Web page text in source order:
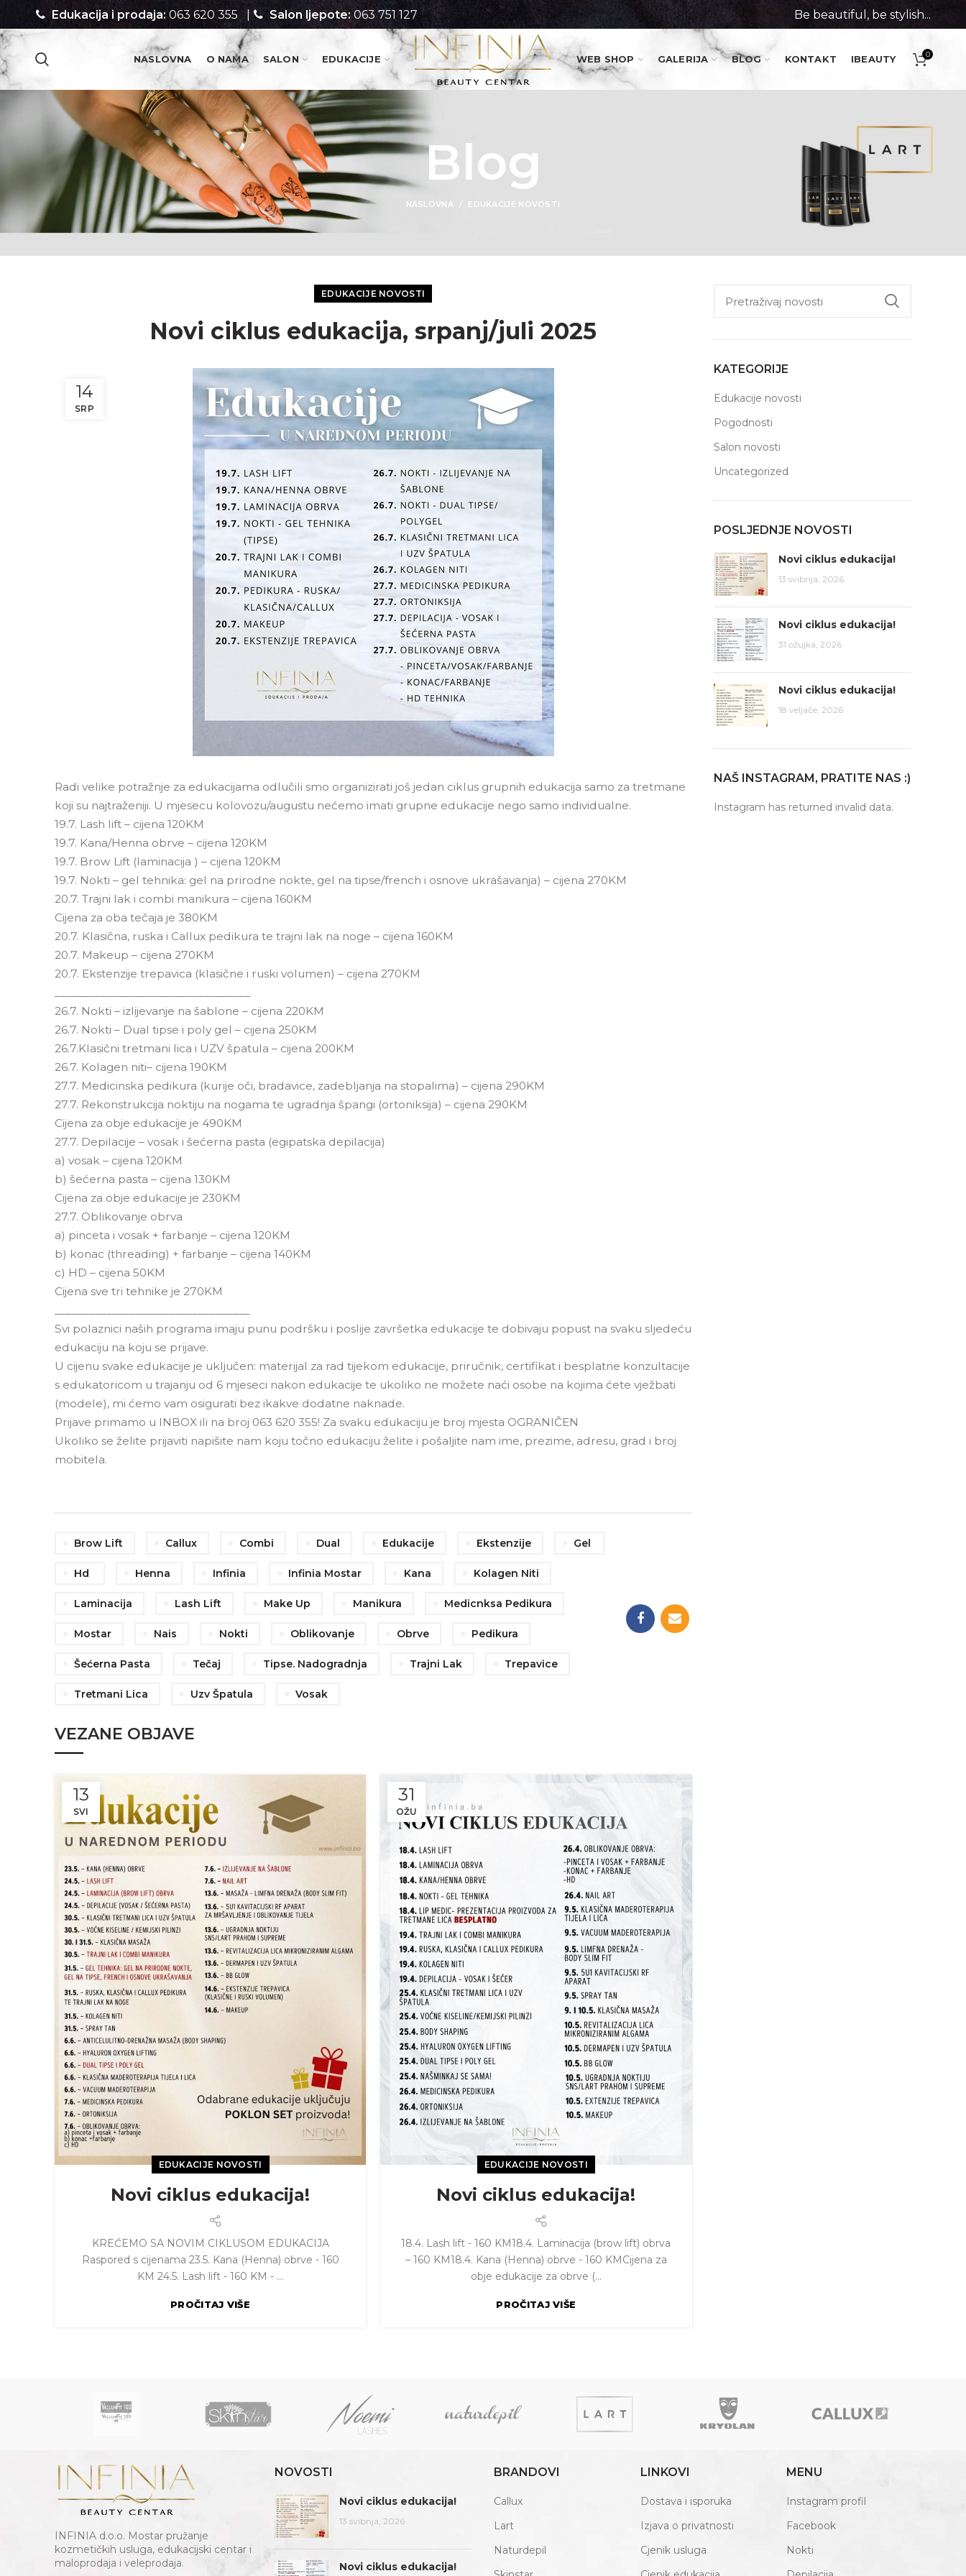
Edukacija i prodaja: 063 620 355 | Salon ljepote: 063 751 127 Be beautiful, be stylish...
NASLOVNA O NAMA SALON EDUKACIJE WEB SHOP GALERIJA BLOG KONTAKT IBEAUTY 0
Blog
NASLOVNA EDUKACIJE NOVOSTI
EDUKACIJE NOVOSTI
Novi ciklus edukacija, srpanj/juli 2025
14
SRP
Radi velike potražnje za edukacijama odlučili smo organizirati još jedan ciklus grupnih edukacija samo za tretmane
koji su najtraženiji. U mjesecu kolovozu/augustu nećemo imati grupne edukacije nego samo individualne.
19.7. Lash lift – cijena 120KM
19.7. Kana/Henna obrve – cijena 120KM
19.7. Brow Lift (laminacija ) – cijena 120KM
19.7. Nokti – gel tehnika: gel na prirodne nokte, gel na tipse/french i osnove ukrašavanja) – cijena 270KM
20.7. Trajni lak i combi manikura – cijena 160KM
Cijena za oba tečaja je 380KM
20.7. Klasična, ruska i Callux pedikura te trajni lak na noge – cijena 160KM
20.7. Makeup – cijena 270KM
20.7. Ekstenzije trepavica (klasične i ruski volumen) – cijena 270KM
26.7. Nokti – izlijevanje na šablone – cijena 220KM
26.7. Nokti – Dual tipse i poly gel – cijena 250KM
26.7.Klasični tretmani lica i UZV špatula – cijena 200KM
26.7. Kolagen niti– cijena 190KM
27.7. Medicinska pedikura (kurije oči, bradavice, zadebljanja na stopalima) – cijena 290KM
27.7. Rekonstrukcija noktiju na nogama te ugradnja špangi (ortoniksija) – cijena 290KM
Cijena za obje edukacije je 490KM
27.7. Depilacije – vosak i šećerna pasta (egipatska depilacija)
a) vosak – cijena 120KM
b) šećerna pasta – cijena 130KM
Cijena za obje edukacije je 230KM
27.7. Oblikovanje obrva
a) pinceta i vosak + farbanje – cijena 120KM
b) konac (threading) + farbanje – cijena 140KM
c) HD – cijena 50KM
Cijena sve tri tehnike je 270KM
Svi polaznici naših programa imaju punu podršku i poslije završetka edukacije te dobivaju popust na svaku sljedeću
edukaciju na koju se prijave.
U cijenu svake edukacije je uključen: materijal za rad tijekom edukacije, priručnik, certifikat i besplatne konzultacije
s edukatoricom u trajanju od 6 mjeseci nakon edukacije te ukoliko ne možete naći osobe na kojima ćete vježbati
(modele), mi ćemo vam osigurati bez ikakve dodatne naknade.
Prijave primamo u INBOX ili na broj 063 620 355! Za svaku edukaciju je broj mjesta OGRANIČEN
Ukoliko se želite prijaviti napišite nam koju točno edukaciju želite i pošaljite nam ime, prezime, adresu, grad i broj
mobitela.
Brow Lift Callux Combi Dual Edukacije Ekstenzije Gel
Hd Henna Infinia Infinia Mostar Kana Kolagen Niti
Laminacija Lash Lift Make Up Manikura Medicnksa Pedikura
Mostar Nais Nokti Oblikovanje Obrve Pedikura
Šećerna Pasta Tečaj Tipse. Nadogradnja Trajni Lak Trepavice
Tretmani Lica Uzv Špatula Vosak
VEZANE OBJAVE
13
SVI
EDUKACIJE NOVOSTI
Novi ciklus edukacija!
KREĆEMO SA NOVIM CIKLUSOM EDUKACIJA
Raspored s cijenama 23.5. Kana (Henna) obrve - 160
KM 24.5. Lash lift - 160 KM - ...
PROČITAJ VIŠE
31
OŽU
EDUKACIJE NOVOSTI
Novi ciklus edukacija!
18.4. Lash lift - 160 KM18.4. Laminacija (brow lift) obrva
– 160 KM18.4. Kana (Henna) obrve - 160 KMCijena za
obje edukacije za obrve (...
PROČITAJ VIŠE
KATEGORIJE
Edukacije novosti
Pogodnosti
Salon novosti
Uncategorized
POSLJEDNJE NOVOSTI
Novi ciklus edukacija!
13 svibnja, 2026
Novi ciklus edukacija!
31 ožujka, 2026
Novi ciklus edukacija!
18 veljače, 2026
NAŠ INSTAGRAM, PRATITE NAS :)
Instagram has returned invalid data.
INFINIA d.o.o. Mostar pružanje
kozmetičkih usluga, edukacijski centar i
maloprodaja i veleprodaja.
NOVOSTI
Novi ciklus edukacija!
13 svibnja, 2026
Novi ciklus edukacija!
BRANDOVI
Callux
Lart
Naturdepil
LINKOVI
Dostava i isporuka
Izjava o privatnosti
Cjenik usluga
MENU
Instagram profil
Facebook
Nokti